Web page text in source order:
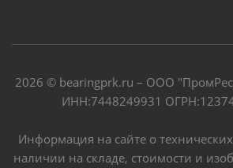
2026 © bearingprk.ru – ООО
ИНН:7448249931
Информация на сайте о технических
наличии на складе, стоимости и